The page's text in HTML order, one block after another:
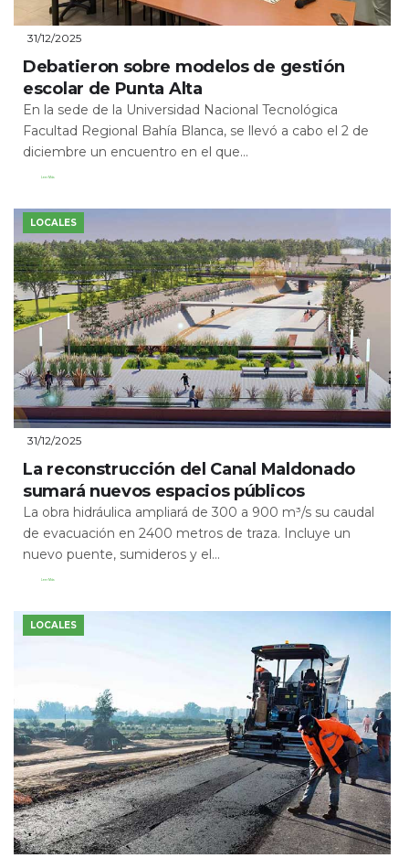
31/12/2025
Debatieron sobre modelos de gestión
escolar de Punta Alta
En la sede de la Universidad Nacional Tecnológica
Facultad Regional Bahía Blanca, se llevó a cabo el 2 de
diciembre un encuentro en el que...
Leer Más
LOCALES
31/12/2025
La reconstrucción del Canal Maldonado
sumará nuevos espacios públicos
La obra hidráulica ampliará de 300 a 900 m³/s su caudal
de evacuación en 2400 metros de traza. Incluye un
nuevo puente, sumideros y el...
Leer Más
LOCALES